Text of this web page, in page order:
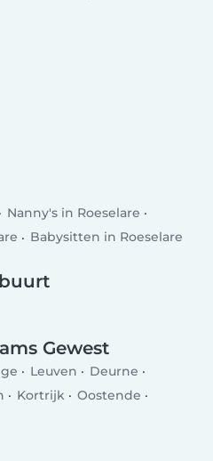
Nanny's in Roeselare
Babysitten in Roeselare
Gewest
Leuven
Deurne
Kortrijk
Oostende